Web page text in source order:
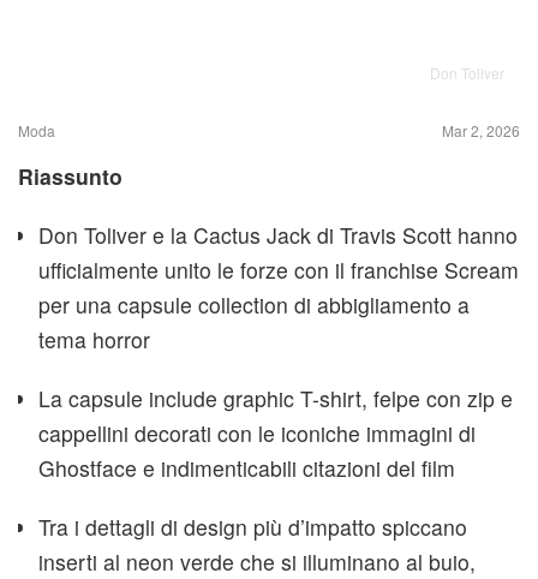
Don Toliver
Moda Mar 2, 2026
Riassunto
Don Toliver e la Cactus Jack di Travis Scott hanno
ufficialmente unito le forze con il franchise Scream
per una capsule collection di abbigliamento a
tema horror
La capsule include graphic T-shirt, felpe con zip e
cappellini decorati con le iconiche immagini di
Ghostface e indimenticabili citazioni del film
Tra i dettagli di design più d’impatto spiccano
inserti al neon verde che si illuminano al buio,